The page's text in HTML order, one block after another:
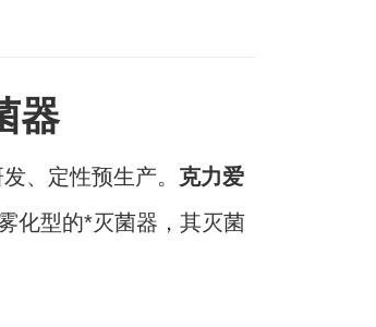
器
、定性预生产。 克力爱
化型的*灭菌器，其灭菌